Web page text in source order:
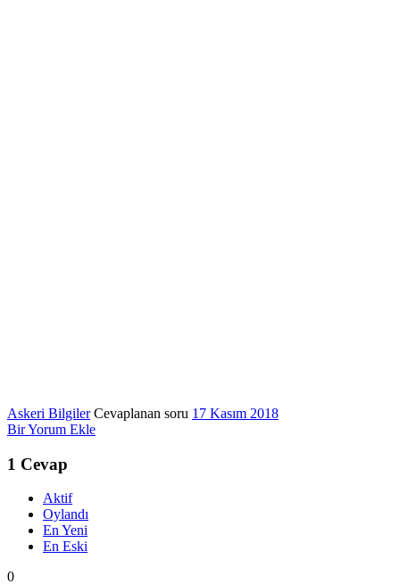
Askeri BilgilerCevaplanan soru 17 Kasım 2018
Bir Yorum Ekle
1 Cevap
Aktif
Oylandı
En Yeni
En Eski
0